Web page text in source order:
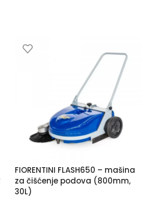
FIORENTINI FLASH650 – mašina
za čišćenje podova (800mm,
30L)